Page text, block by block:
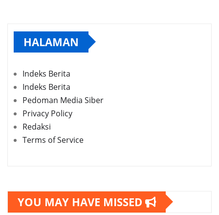
HALAMAN
Indeks Berita
Indeks Berita
Pedoman Media Siber
Privacy Policy
Redaksi
Terms of Service
YOU MAY HAVE MISSED